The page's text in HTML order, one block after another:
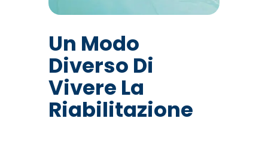
Un Modo
Diverso Di
Vivere La
Riabilitazione